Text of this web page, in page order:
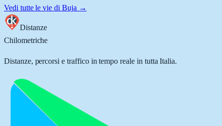
Vedi tutte le vie di Buja →
Distanze
Chilometriche
Distanze, percorsi e traffico in tempo reale in tutta Italia.